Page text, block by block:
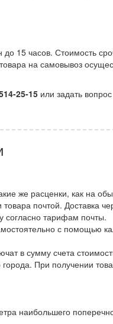
15 часов. Стоимость
на самовывоз
25-15 или задать
же расценки, как на
почтой. Доставка
согласно тарифам почты.
с помощью
в сумму счета
При получении
наибольшего